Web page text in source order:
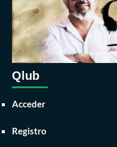
Qlub
Acceder
Registro